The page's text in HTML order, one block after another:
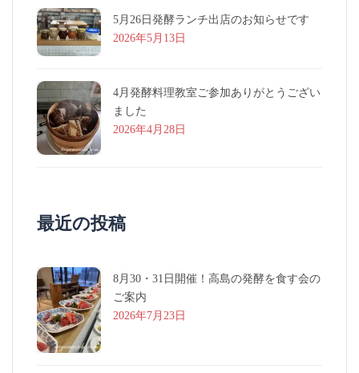
5月26日発酵ランチ出店のお知らせです
2026年5月13日
4月発酵料理教室ご参加ありがとうござい
ました
2026年4月28日
最近の投稿
8月30・31日開催！高島の発酵を食す会の
ご案内
2026年7月23日